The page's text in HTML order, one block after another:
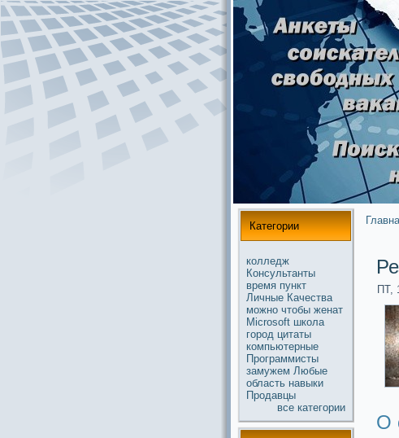
Категории
колледж
Консультанты
время пункт
Личные Качества
можнo чтобы женат
Microsoft школа
город цитаты
компьютерные
Прогpaммисты
замужем Любые
область навыки
Продавцы
все кaтегории
ПТ,
О